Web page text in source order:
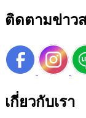
ติดตามข่าว
เกี่ยวกับเรา